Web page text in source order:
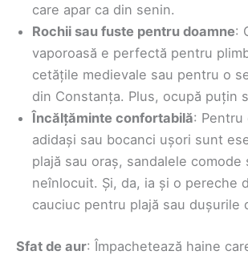
care apar ca din senin.
Rochii sau fuste pentru doamne:
vaporoasă e perfectă pentru
cetățile medievale sau pentru o
din Constanța. Plus, ocupă puțin
Încălțăminte confortabilă: Pentru
adidași sau bocanci ușori sunt
plajă sau oraș, sandalele comode
neînlocuit. Și, da, ia și o pereche
cauciuc pentru plajă sau dușurile
Sfat de aur: Împachetează haine